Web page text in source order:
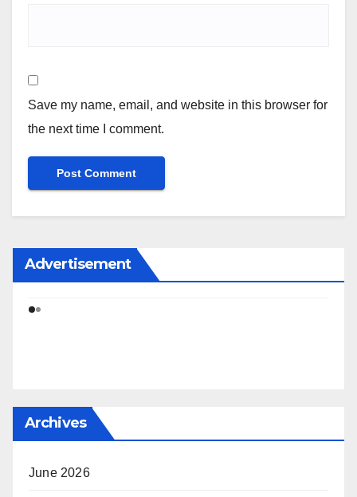
Save my name, email, and website in this browser for
the next time I comment.
Advertisement
Archives
June 2026